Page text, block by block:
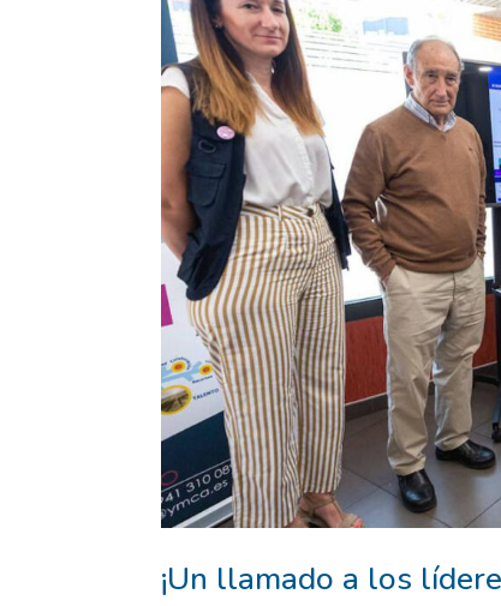
¡Un llamado a los